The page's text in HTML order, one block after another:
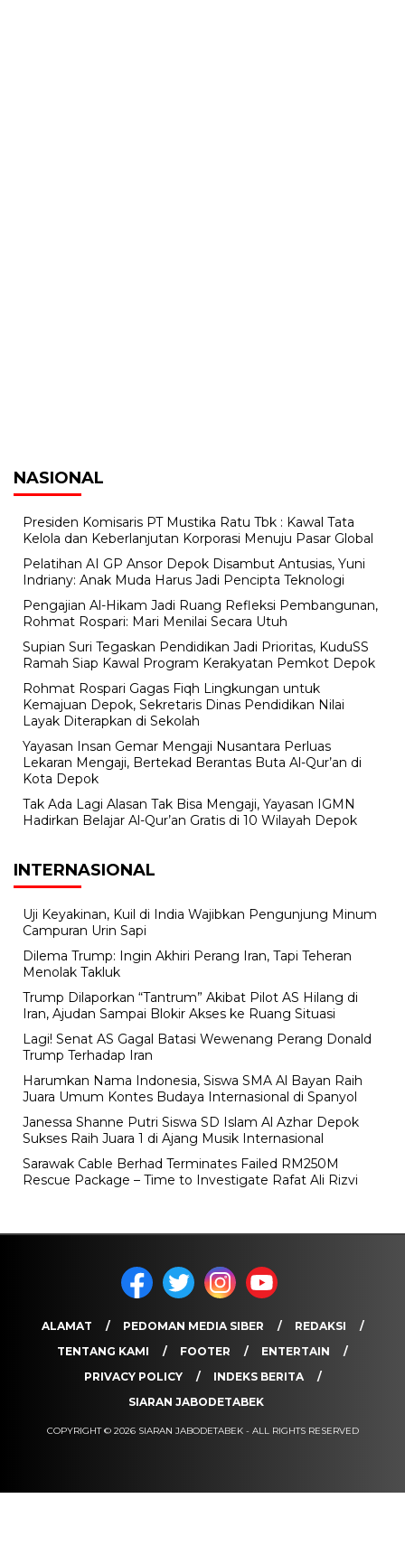
NASIONAL
Presiden Komisaris PT Mustika Ratu Tbk : Kawal Tata
Kelola dan Keberlanjutan Korporasi Menuju Pasar Global
Pelatihan AI GP Ansor Depok Disambut Antusias, Yuni
Indriany: Anak Muda Harus Jadi Pencipta Teknologi
Pengajian Al-Hikam Jadi Ruang Refleksi Pembangunan,
Rohmat Rospari: Mari Menilai Secara Utuh
Supian Suri Tegaskan Pendidikan Jadi Prioritas, KuduSS
Ramah Siap Kawal Program Kerakyatan Pemkot Depok
Rohmat Rospari Gagas Fiqh Lingkungan untuk
Kemajuan Depok, Sekretaris Dinas Pendidikan Nilai
Layak Diterapkan di Sekolah
Yayasan Insan Gemar Mengaji Nusantara Perluas
Lekaran Mengaji, Bertekad Berantas Buta Al-Qur’an di
Kota Depok
Tak Ada Lagi Alasan Tak Bisa Mengaji, Yayasan IGMN
Hadirkan Belajar Al-Qur’an Gratis di 10 Wilayah Depok
INTERNASIONAL
Uji Keyakinan, Kuil di India Wajibkan Pengunjung Minum
Campuran Urin Sapi
Dilema Trump: Ingin Akhiri Perang Iran, Tapi Teheran
Menolak Takluk
Trump Dilaporkan “Tantrum” Akibat Pilot AS Hilang di
Iran, Ajudan Sampai Blokir Akses ke Ruang Situasi
Lagi! Senat AS Gagal Batasi Wewenang Perang Donald
Trump Terhadap Iran
Harumkan Nama Indonesia, Siswa SMA Al Bayan Raih
Juara Umum Kontes Budaya Internasional di Spanyol
Janessa Shanne Putri Siswa SD Islam Al Azhar Depok
Sukses Raih Juara 1 di Ajang Musik Internasional
Sarawak Cable Berhad Terminates Failed RM250M
Rescue Package – Time to Investigate Rafat Ali Rizvi
ALAMAT PEDOMAN MEDIA SIBER
REDAKSI
TENTANG KAMI
FOOTER
ENTERTAIN
PRIVACY POLICY
INDEKS BERITA
SIARAN JABODETABEK
COPYRIGHT © 2026 SIARAN JABODETABEK - ALL RIGHTS RESERVED